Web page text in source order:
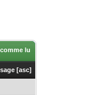
lu
[asc]